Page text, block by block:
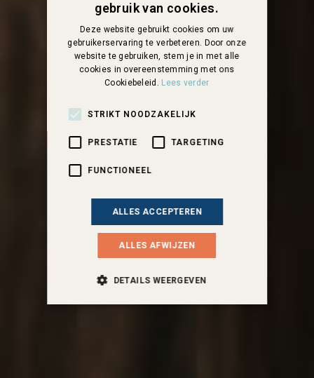
gebruik van cookies.
Deze website gebruikt cookies om uw
gebruikerservaring te verbeteren. Door onze
website te gebruiken, stem je in met alle
cookies in overeenstemming met ons
Cookiebeleid. Lees verder
STRIKT NOODZAKELIJK
PRESTATIE TARGETING
FUNCTIONEEL
ALLES ACCEPTEREN
ALLES AFWIJZEN
DETAILS WEERGEVEN